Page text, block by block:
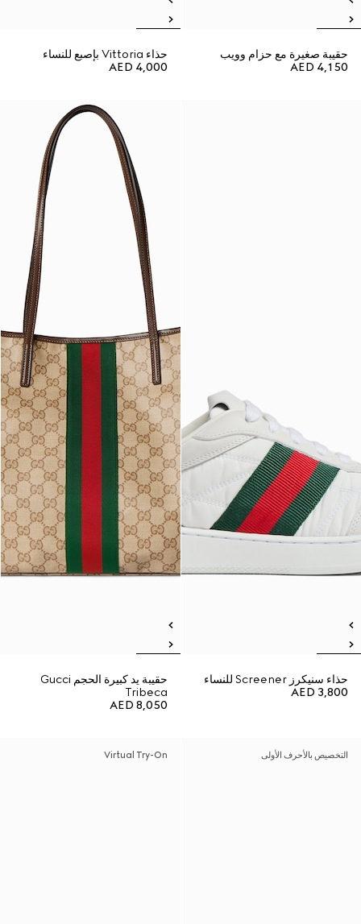
حقيبة صغيرة مع حزام وويب
AED 4,150
حذاء Vittoria بإصبع للنساء
AED 4,000
حذاء سنيكرز Screener للنساء
AED 3,800
حقيبة يد كبيرة الحجم Gucci
Tribeca
AED 8,050
التخصيص بالأحرف الأولى Virtual Try-On